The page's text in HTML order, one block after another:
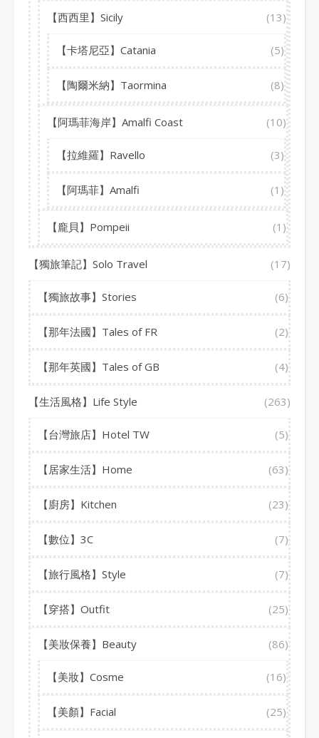
【西西里】Sicily (13)
【卡塔尼亞】Catania (5)
【陶爾米納】Taormina (8)
【阿瑪菲海岸】Amalfi Coast (10)
【拉維羅】Ravello (3)
【阿瑪菲】Amalfi (1)
【龐貝】Pompeii (1)
【獨旅筆記】Solo Travel (17)
【獨旅故事】Stories (6)
【那年法國】Tales of FR (2)
【那年英國】Tales of GB (4)
【生活風格】Life Style (263)
【台灣旅店】Hotel TW (5)
【居家生活】Home (63)
【廚房】Kitchen (23)
【數位】3C (7)
【旅行風格】Style (7)
【穿搭】Outfit (25)
【美妝保養】Beauty (86)
【美妝】Cosme (16)
【美顏】Facial (25)